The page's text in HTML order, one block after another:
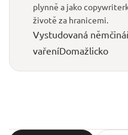
plynně a jako
životě za hranicemi.
Vystudovaná
vařeníDomažlicko